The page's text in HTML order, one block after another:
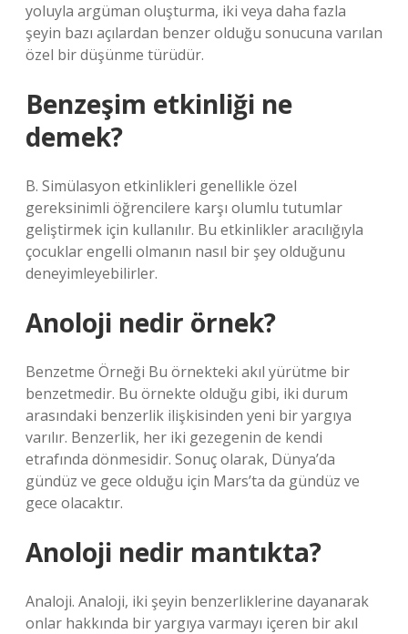
yoluyla argüman oluşturma, iki veya daha fazla
şeyin bazı açılardan benzer olduğu sonucuna varılan
özel bir düşünme türüdür.
Benzeşim etkinliği ne
demek?
B. Simülasyon etkinlikleri genellikle özel
gereksinimli öğrencilere karşı olumlu tutumlar
geliştirmek için kullanılır. Bu etkinlikler aracılığıyla
çocuklar engelli olmanın nasıl bir şey olduğunu
deneyimleyebilirler.
Anoloji nedir örnek?
Benzetme Örneği Bu örnekteki akıl yürütme bir
benzetmedir. Bu örnekte olduğu gibi, iki durum
arasındaki benzerlik ilişkisinden yeni bir yargıya
varılır. Benzerlik, her iki gezegenin de kendi
etrafında dönmesidir. Sonuç olarak, Dünya’da
gündüz ve gece olduğu için Mars’ta da gündüz ve
gece olacaktır.
Anoloji nedir mantıkta?
Analoji. Analoji, iki şeyin benzerliklerine dayanarak
onlar hakkında bir yargıya varmayı içeren bir akıl